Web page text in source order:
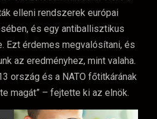
elleni rendszerek európai
és egy antiballisztikus
Ezt érdemes megvalósítani, és
az eredményhez, mint valaha.
ország és a NATO főtitkárának
magát” – fejtette ki az elnök.